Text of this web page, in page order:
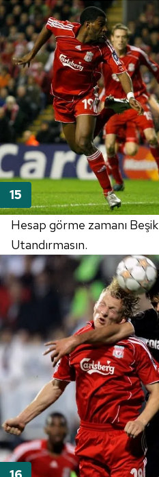
Hesap görme zamanı
Utandırmasın.